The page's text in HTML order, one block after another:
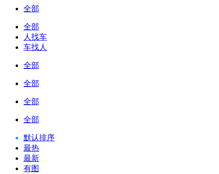
全部
全部
人找车
车找人
全部
全部
全部
全部
默认排序
最热
最新
有图